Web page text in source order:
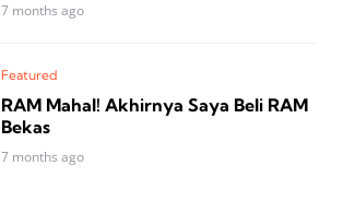
7 months ago
Featured
RAM Mahal! Akhirnya Saya Beli RAM
Bekas
7 months ago